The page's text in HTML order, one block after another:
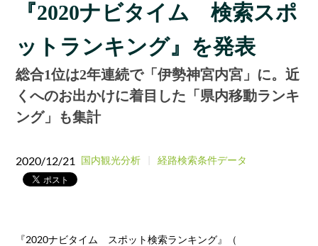
『2020ナビタイム 検索スポ
ットランキング』を発表
総合1位は2年連続で「伊勢神宮内宮」に。近
くへのお出かけに着目した「県内移動ランキ
ング」も集計
2020/12/21 国内観光分析 経路検索条件データ
『2020ナビタイム スポット検索ランキング』（